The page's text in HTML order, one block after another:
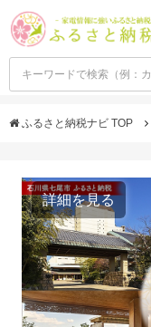
ふるさと納税ナビ TOP
詳細を見る